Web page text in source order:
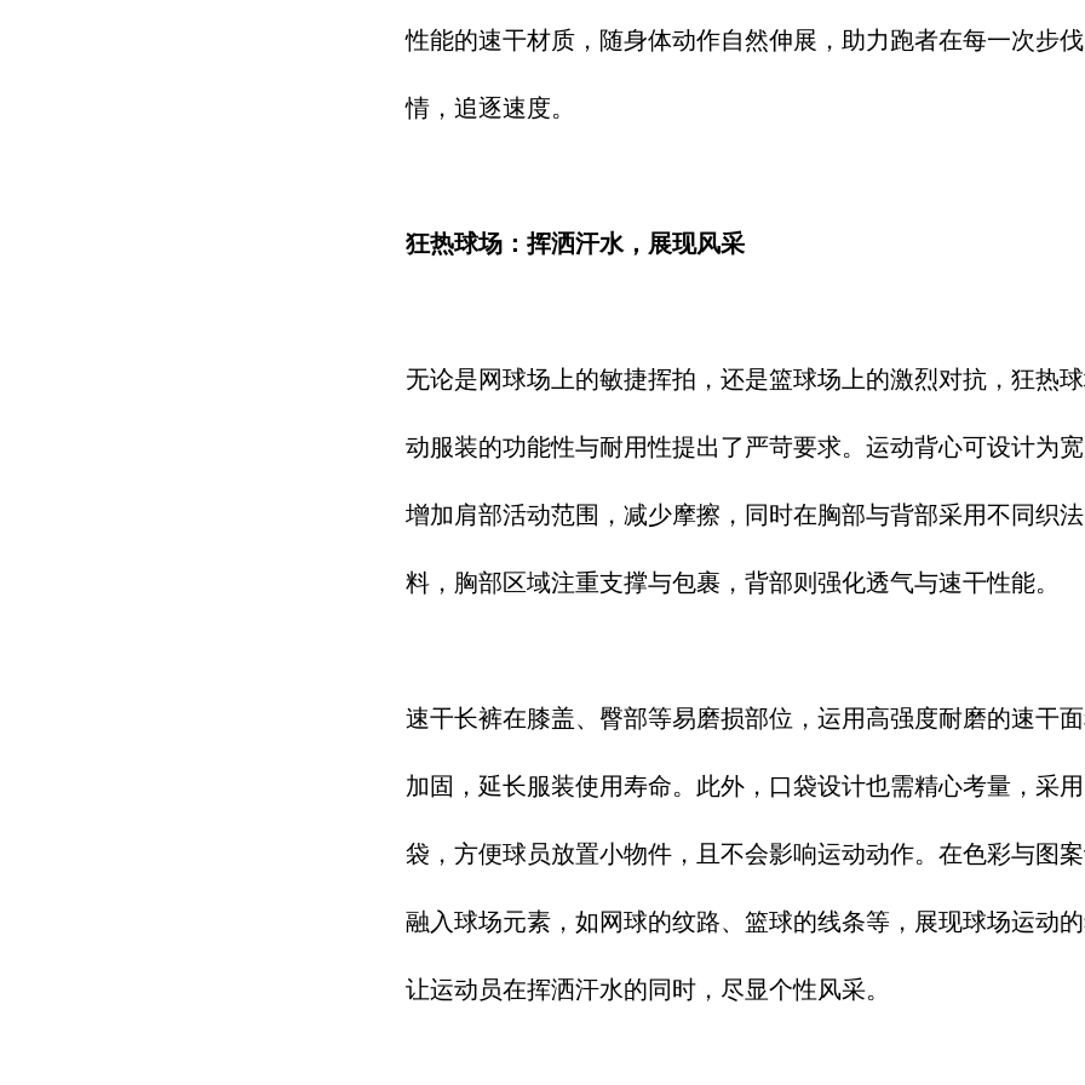
性能的速干材质，随身体动作自然伸展，助力跑者在每一次步
情，追逐速度。​
狂热球场：挥洒汗水，展现风采​
无论是网球场上的敏捷挥拍，还是篮球场上的激烈对抗，狂热
动服装的功能性与耐用性提出了严苛要求。运动背心可设计为
增加肩部活动范围，减少摩擦，同时在胸部与背部采用不同织
料，胸部区域注重支撑与包裹，背部则强化透气与速干性能。​
速干长裤在膝盖、臀部等易磨损部位，运用高强度耐磨的速干
加固，延长服装使用寿命。此外，口袋设计也需精心考量，采
袋，方便球员放置小物件，且不会影响运动动作。在色彩与图
融入球场元素，如网球的纹路、篮球的线条等，展现球场运动
让运动员在挥洒汗水的同时，尽显个性风采。​